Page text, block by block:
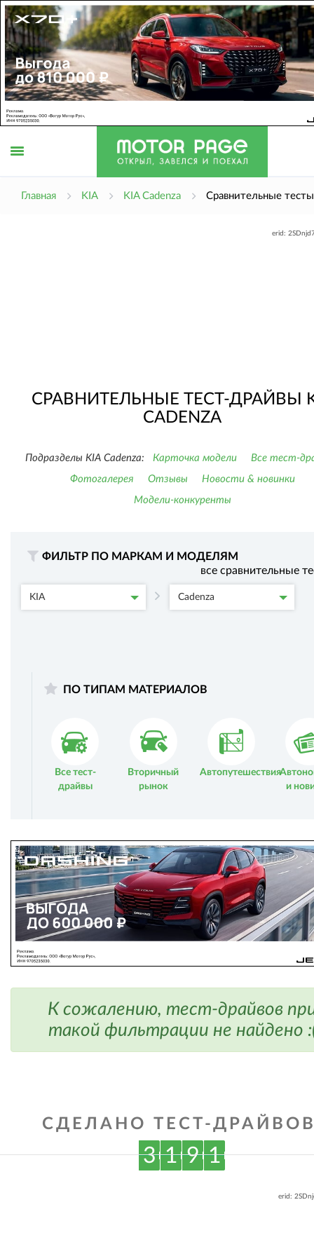
Главная KIA KIA Cadenza Сравнительные тесты
erid:
СРАВНИТЕЛЬНЫЕ ТЕСТ-ДРАЙВЫ
CADENZA
Подразделы KIA Cadenza: Карточка модели
Все тест-
Фотогалерея
Отзывы
Новости & новинки
Модели-конкуренты
ФИЛЬТР ПО МАРКАМ И МОДЕЛЯМ
все сравнительные
KIA Cadenza
ПО ТИПАМ МАТЕРИАЛОВ
Все тест-
драйвы
Вторичный
рынок
Автопутешествия
и
К сожалению, тест-драйвов
такой фильтрации не найдено
СДЕЛАНО ТЕСТ-
3 1 9 1
erid: